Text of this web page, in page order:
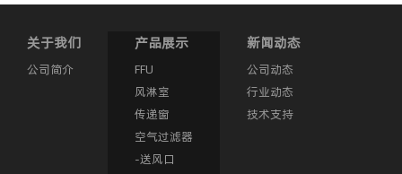
关于我们
公司简介
产品展示
FFU
风淋室
传递窗
空气过滤器
-送风口
新闻动态
公司动态
行业动态
技术支持